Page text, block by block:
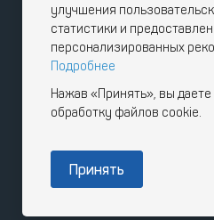
улучшения
статистики и
персонализированных
Подробнее
Нажав «Принять», вы даете
обработку файлов cookie.
Принять